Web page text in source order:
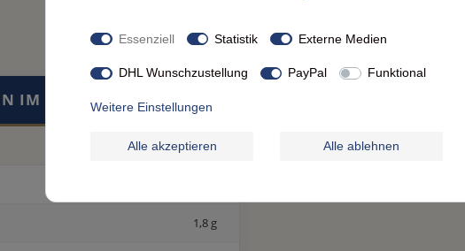
IM ÜBERBLICK
pro 100g
1,8 g
Essenziell Statistik Externe Medien
DHL Wunschzustellung PayPal Funktional
Weitere Einstellungen
Alle akzeptieren Alle ablehnen